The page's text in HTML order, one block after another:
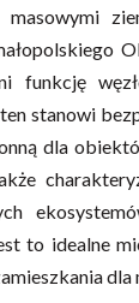
masowymi
funkcję
stanowi
dla
to idealne
dla